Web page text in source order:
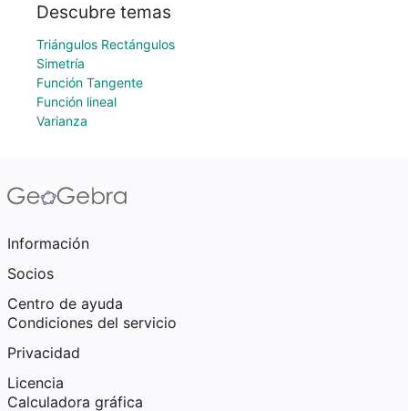
Descubre temas
Triángulos Rectángulos
Simetría
Función Tangente
Función lineal
Varianza
Información
Socios
Centro de ayuda
Condiciones del servicio
Privacidad
Licencia
Calculadora gráfica